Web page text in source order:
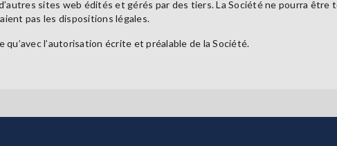
sites web édités et gérés par des tiers. La Société ne pourra être
pas les dispositions légales.
l’autorisation écrite et préalable de la Société.